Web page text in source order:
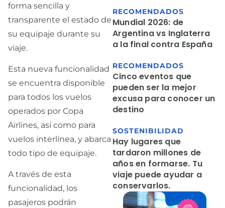
forma sencilla y
transparente el estado de
su equipaje durante su
viaje.
Esta nueva funcionalidad
se encuentra disponible
para todos los vuelos
operados por Copa
Airlines, así como para
vuelos interlínea, y abarca
todo tipo de equipaje.
A través de esta
funcionalidad, los
pasajeros podrán
RECOMENDADOS
Mundial 2026: de
Argentina vs Inglaterra
a la final contra España
RECOMENDADOS
Cinco eventos que
pueden ser la mejor
excusa para conocer un
destino
SOSTENIBILIDAD
Hay lugares que
tardaron millones de
años en formarse. Tu
viaje puede ayudar a
conservarlos.